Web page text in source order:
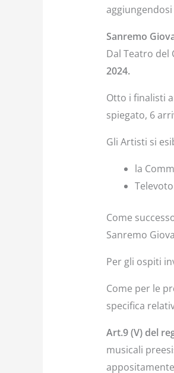
Sanremo
Dal Teatro del
2024.
Otto i finalisti
spiegato, 6
Gli Artisti si
la
Televoto
Come
Sanremo
Per gli ospiti
Come per le
specifica
Art.9 (V) del
musicali